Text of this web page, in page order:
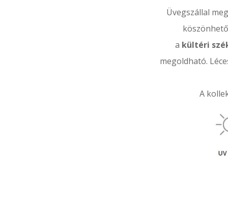
Üvegszállal
a kültéri
megoldható.
A